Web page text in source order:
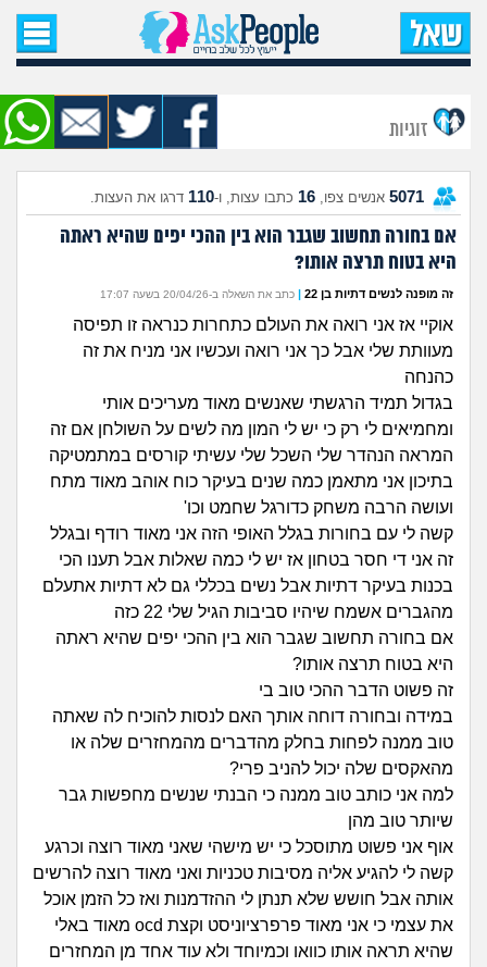
עמוד הבית
שאל שאלה
שאלות חדשות
שאלות שעוררו עניין
מה קורה כאן?
מדורים
זוגיות
היריון ולידה
הורות ומשפחה
מהבקו"ם... ועד מתי?!
חברים ואנשים
בית, שכנים ושותפים
חיפוש שאלות
הרשמה | התחברות
זוגיות
5071 אנשים צפו, 16 כתבו עצות, ו-110 דרגו את העצות.
אם בחורה תחשוב שגבר הוא בין ההכי יפים שהיא ראתה
היא בטוח תרצה אותו?
זה מופנה לנשים דתיות בן 22 | כתב את השאלה ב-20/04/26 בשעה 17:07
אוקיי אז אני רואה את העולם כתחרות כנראה זו תפיסה
מעוותת שלי אבל כך אני רואה ועכשיו אני מניח את זה
כהנחה
בגדול תמיד הרגשתי שאנשים מאוד מעריכים אותי
ומחמיאים לי רק כי יש לי המון מה לשים על השולחן אם זה
המראה הנהדר שלי השכל שלי עשיתי קורסים במתמטיקה
בתיכון אני מתאמן כמה שנים בעיקר כוח אוהב מאוד מתח
ועושה הרבה משחק כדורגל שחמט וכו'
קשה לי עם בחורות בגלל האופי הזה אני מאוד רודף ובגלל
זה אני די חסר בטחון אז יש לי כמה שאלות אבל תענו הכי
בכנות בעיקר דתיות אבל נשים בכללי גם לא דתיות אתעלם
מהגברים אשמח שיהיו סביבות הגיל שלי 22 כזה
אם בחורה תחשוב שגבר הוא בין ההכי יפים שהיא ראתה
היא בטוח תרצה אותו?
זה פשוט הדבר ההכי טוב בי
במידה ובחורה דוחה אותך האם לנסות להוכיח לה שאתה
טוב ממנה לפחות בחלק מהדברים מהמחזרים שלה או
מהאקסים שלה יכול להניב פרי?
למה אני כותב טוב ממנה כי הבנתי שנשים מחפשות גבר
שיותר טוב מהן
אוף אני פשוט מתוסכל כי יש מישהי שאני מאוד רוצה וכרגע
קשה לי להגיע אליה מסיבות טכניות ואני מאוד רוצה להרשים
אותה אבל חושש שלא תנתן לי ההזדמנות ואז כל הזמן אוכל
את עצמי כי אני מאוד פרפרציוניסט וקצת ocd מאוד באלי
שהיא תראה אותו כוואו וכמיוחד ולא עוד אחד מן המחזרים